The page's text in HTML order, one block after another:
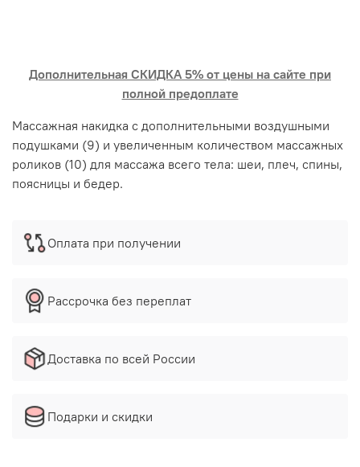
Дополнительная СКИДКА 5% от цены на сайте при
полной предоплате
Массажная накидка с дополнительными воздушными
подушками (9) и увеличенным количеством массажных
роликов (10) для массажа всего тела: шеи, плеч, спины,
поясницы и бедер.
Оплата при получении
Рассрочка без переплат
Доставка по всей России
Подарки и скидки